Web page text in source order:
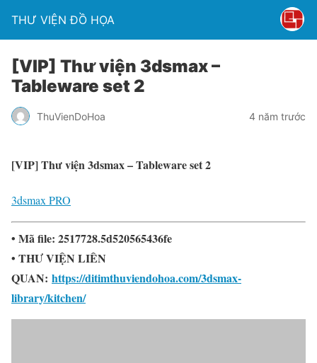
THƯ VIỆN ĐỒ HỌA
[VIP] Thư viện 3dsmax –
Tableware set 2
ThuVienDoHoa 4 năm trước
[VIP] Thư viện 3dsmax – Tableware set 2
3dsmax PRO
• Mã file: 2517728.5d520565436fe
• THƯ VIỆN LIÊN
QUAN: https://ditimthuviendohoa.com/3dsmax-
library/kitchen/